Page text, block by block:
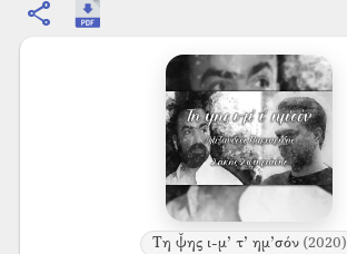
share
Τη ψ̌ης ι-μ’ τ’ ημ’σόν(2020)